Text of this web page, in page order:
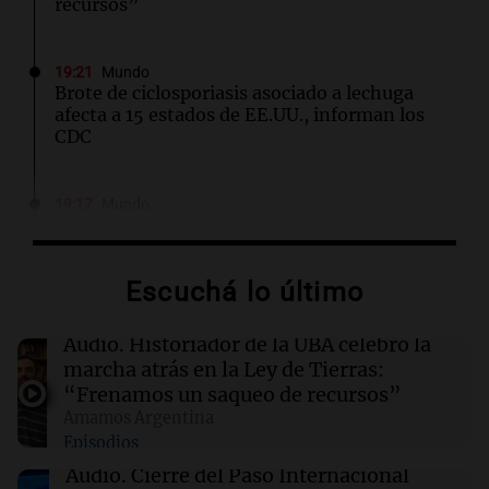
recursos”
19:21 Mundo
Brote de ciclosporiasis asociado a lechuga
afecta a 15 estados de EE.UU., informan los
CDC
uruguayo advierte sobre sus efectos en el
19:13 Sociedad
Un video en primera persona y otras claves del
caso Micaela Albornoz
19:07 Mundo
Ecuador retoma la compra de energía a
Escuchá lo último
Audio. Historiador de la UBA celebró la
marcha atrás en la Ley de Tierras:
“Frenamos un saqueo de recursos”
Episodios
Audio. Cierre del Paso Internacional